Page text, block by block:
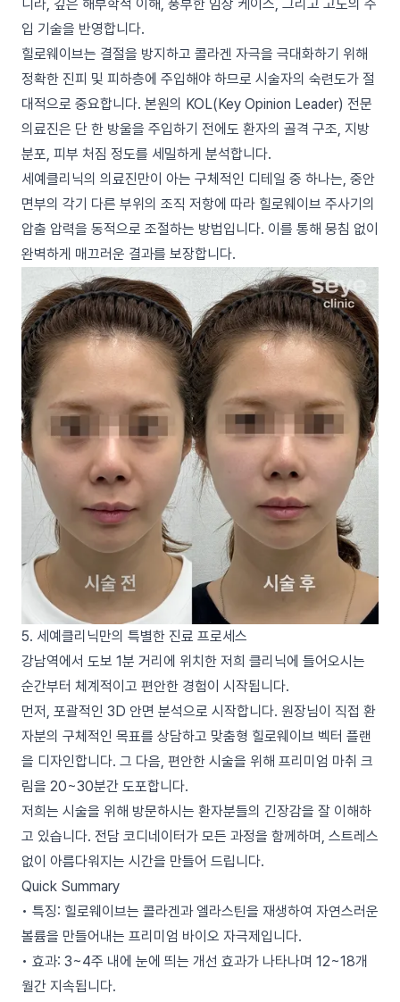
니라, 깊은 해부학적 이해, 풍부한 임상 케이스, 그리고 고도의 주
입 기술을 반영합니다.
힐로웨이브는 결절을 방지하고 콜라겐 자극을 극대화하기 위해
정확한 진피 및 피하층에 주입해야 하므로 시술자의 숙련도가 절
대적으로 중요합니다. 본원의 KOL(Key Opinion Leader) 전문
의료진은 단 한 방울을 주입하기 전에도 환자의 골격 구조, 지방
분포, 피부 처짐 정도를 세밀하게 분석합니다.
세예클리닉의 의료진만이 아는 구체적인 디테일 중 하나는, 중안
면부의 각기 다른 부위의 조직 저항에 따라 힐로웨이브 주사기의
압출 압력을 동적으로 조절하는 방법입니다. 이를 통해 뭉침 없이
완벽하게 매끄러운 결과를 보장합니다.
5. 세예클리닉만의 특별한 진료 프로세스
강남역에서 도보 1분 거리에 위치한 저희 클리닉에 들어오시는
순간부터 체계적이고 편안한 경험이 시작됩니다.
먼저, 포괄적인 3D 안면 분석으로 시작합니다. 원장님이 직접 환
자분의 구체적인 목표를 상담하고 맞춤형 힐로웨이브 벡터 플랜
을 디자인합니다. 그 다음, 편안한 시술을 위해 프리미엄 마취 크
림을 20~30분간 도포합니다.
저희는 시술을 위해 방문하시는 환자분들의 긴장감을 잘 이해하
고 있습니다. 전담 코디네이터가 모든 과정을 함께하며, 스트레스
없이 아름다워지는 시간을 만들어 드립니다.
Quick Summary
• 특징: 힐로웨이브는 콜라겐과 엘라스틴을 재생하여 자연스러운
볼륨을 만들어내는 프리미엄 바이오 자극제입니다.
• 효과: 3~4주 내에 눈에 띄는 개선 효과가 나타나며 12~18개
월간 지속됩니다.